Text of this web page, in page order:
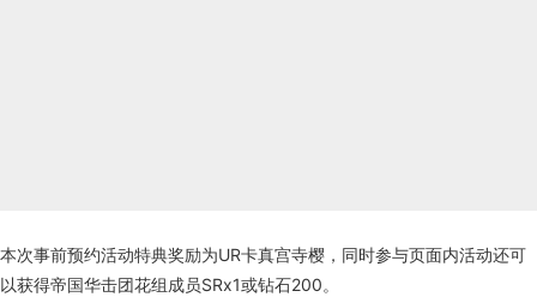
本次事前预约活动特典奖励为UR卡真宫寺樱，同时参与页面内活动还可
以获得帝国华击团花组成员SRx1或钻石200。